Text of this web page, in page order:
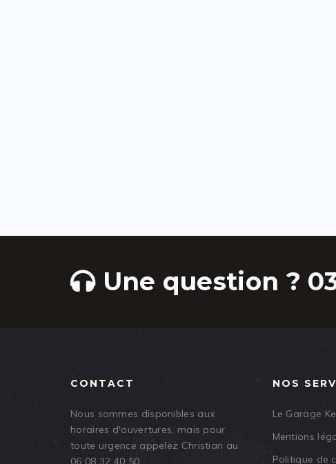
Une question ?
CONTACT
Nous sommes disponibles aux
horaires d'ouvertures, mais pour
toute urgence appelez Christian au
06 08 32 40 50
NOS
Le Garage
Mentions
Politique de